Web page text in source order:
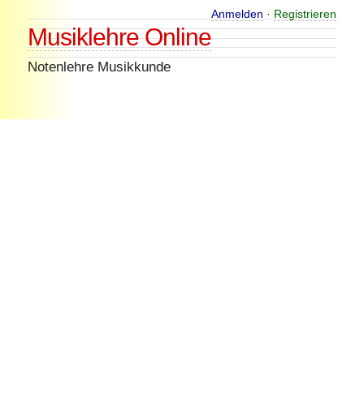
content
Musiklehre Online
Notenlehre Musikkunde
Anmelden · Registrieren